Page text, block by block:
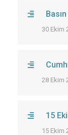
30 Ekim
28 Ekim
15
15 Ekim